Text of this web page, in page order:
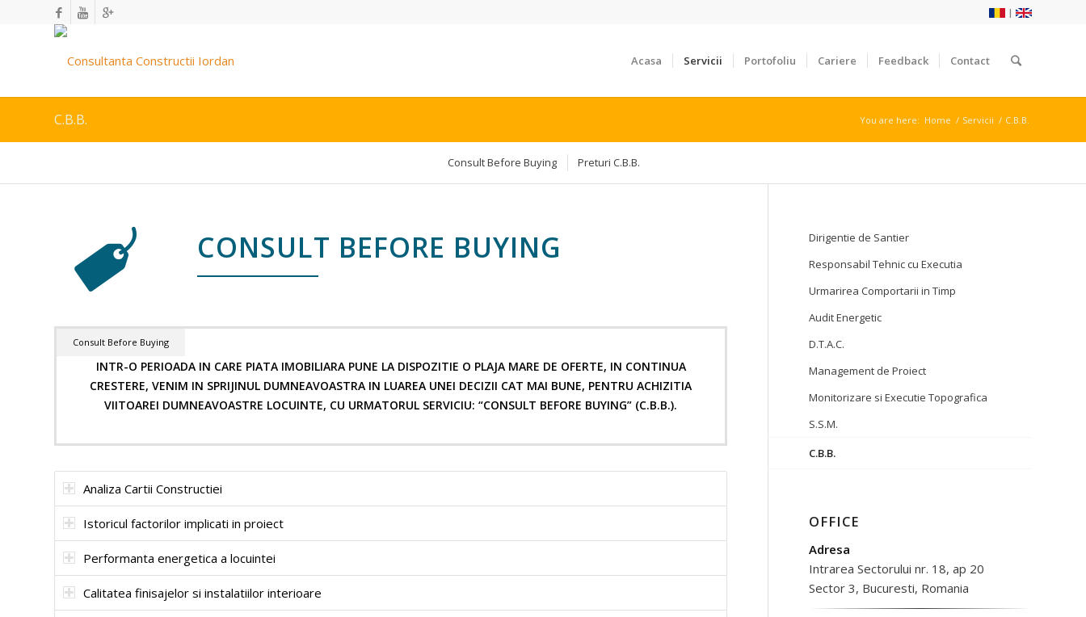
|
Acasa Servicii Portofoliu Cariere Feedback Contact
C.B.B. You are here: Home / Servicii / C.B.B.
Consult Before Buying Preturi C.B.B.
CONSULT BEFORE BUYING
Consult Before Buying
INTR-O PERIOADA IN CARE PIATA IMOBILIARA PUNE LA DISPOZITIE O PLAJA MARE DE OFERTE, IN CONTINUA
CRESTERE, VENIM IN SPRIJINUL DUMNEAVOASTRA IN LUAREA UNEI DECIZII CAT MAI BUNE, PENTRU ACHIZITIA
VIITOAREI DUMNEAVOASTRE LOCUINTE, CU URMATORUL SERVICIU: “CONSULT BEFORE BUYING” (C.B.B.).
Analiza Cartii Constructiei
Istoricul factorilor implicati in proiect
Performanta energetica a locuintei
Calitatea finisajelor si instalatiilor interioare
Dirigentie de Santier
Responsabil Tehnic cu Executia
Urmarirea Comportarii in Timp
Audit Energetic
D.T.A.C.
Management de Proiect
Monitorizare si Executie Topografica
S.S.M.
C.B.B.
OFFICE
Adresa
Intrarea Sectorului nr. 18, ap 20
Sector 3, Bucuresti, Romania